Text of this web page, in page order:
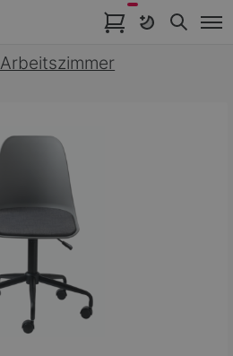
Artikel im Warenkorb